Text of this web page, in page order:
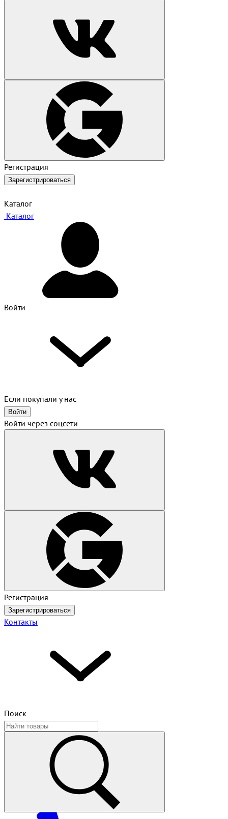
Регистрация
Зарегистрироваться
Каталог
Каталог
Войти
Если покупали у нас
Войти
Войти через соцсети
Регистрация
Зарегистрироваться
Контакты
Поиск